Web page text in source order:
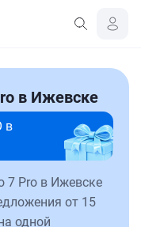
в Ижевске
в
7 Pro в Ижевске
от 15
одной